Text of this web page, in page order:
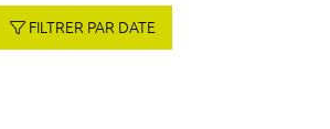
FILTRER PAR DATE